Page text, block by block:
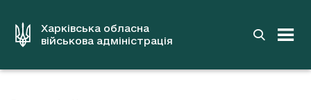
вмістуХарківська обласна
військова адміністрація